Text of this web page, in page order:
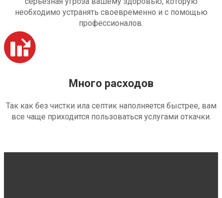
необходимо устранять своевременно и с помощью
профессионалов.
Много расходов
Так как без чистки ила септик наполняется быстрее, вам
все чаще приходится пользоваться услугами откачки.